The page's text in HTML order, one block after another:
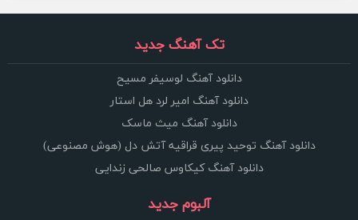
تک آهنگ جدید
دانلود آهنگ لوسیفر مسیح
دانلود آهنگ امیر لرد هل استار
دانلود آهنگ میث ماسک
دانلود آهنگ توحید پیری قراقیه آتش دل (هوش مصنوعی)
دانلود آهنگ کیکاوس صالحی زندایی
آلبوم جدید